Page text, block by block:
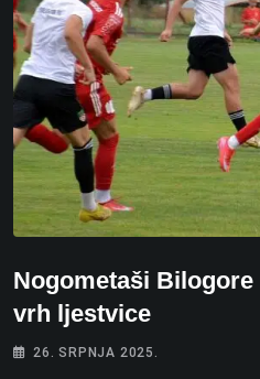
Nogometaši
vrh ljestvice
26. SRPNJA 2025.